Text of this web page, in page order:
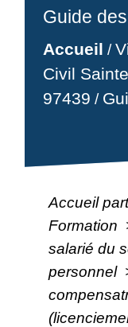
Guide
Accueil /
Civil
97439 /
Accueil
Formation
salarié du
personnel